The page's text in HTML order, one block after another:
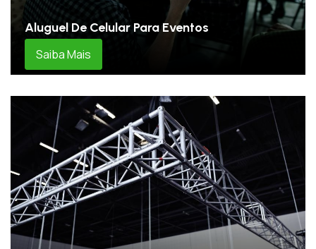
Aluguel De Celular Para Eventos
Saiba Mais